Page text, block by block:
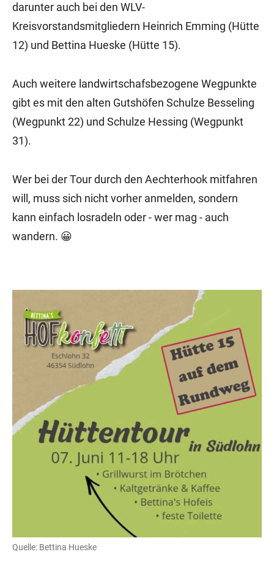
darunter auch bei den WLV-
Kreisvorstandsmitgliedern Heinrich Emming (Hütte
12) und Bettina Hueske (Hütte 15).
Auch weitere landwirtschafsbezogene Wegpunkte
gibt es mit den alten Gutshöfen Schulze Besseling
(Wegpunkt 22) und Schulze Hessing (Wegpunkt
31).
Wer bei der Tour durch den Aechterhook mitfahren
will, muss sich nicht vorher anmelden, sondern
kann einfach losradeln oder - wer mag - auch
wandern. 😀
Quelle: Bettina Hueske